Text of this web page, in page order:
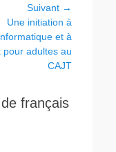
Suivant →
Une initiation à
et à
pour adultes au
CAJT
français